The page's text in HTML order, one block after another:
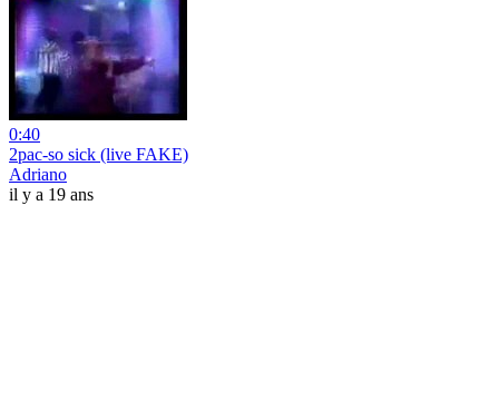
0:40
2pac-so sick (live FAKE)
Adriano
il y a 19 ans